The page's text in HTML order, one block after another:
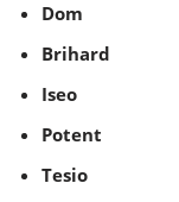
Dom
Brihard
Iseo
Potent
Tesio